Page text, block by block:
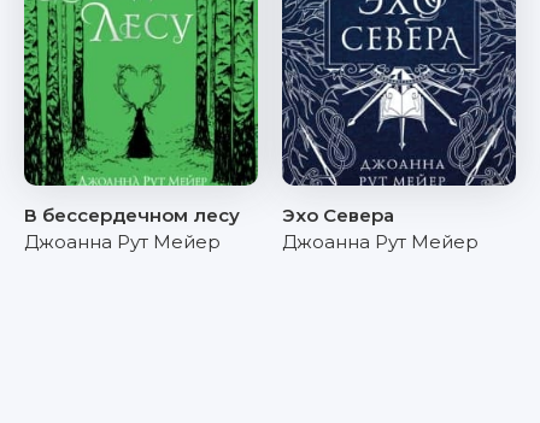
В бессердечном лесу
Джоанна Рут Мейер
Эхо Севера
Джоанна Рут Мейер